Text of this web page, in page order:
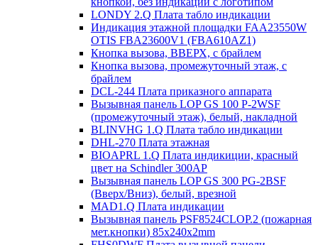
LONDY 2.Q Плата табло индикации
Индикация этажной площадки FAA23550W
OTIS FBA23600V1 (FBA610AZ1)
Кнопка вызова, ВВЕРХ, с брайлем
Кнопка вызова, промежуточный этаж, с
брайлем
DCL-244 Плата приказного аппарата
Вызывная панель LOP GS 100 P-2WSF
(промежуточный этаж), белый, накладной
BLINVHG 1.Q Плата табло индикации
DHL-270 Плата этажная
BIOAPRL 1.Q Плата индикиции, красный
цвет на Schindler 300AP
Вызывная панель LOP GS 300 PG-2BSF
(Вверх/Вниз), белый, врезной
MAD1.Q Плата индикации
Вызывная панель PSF8524CLOP.2 (пожарная
мет.кнопки) 85х240х2mm